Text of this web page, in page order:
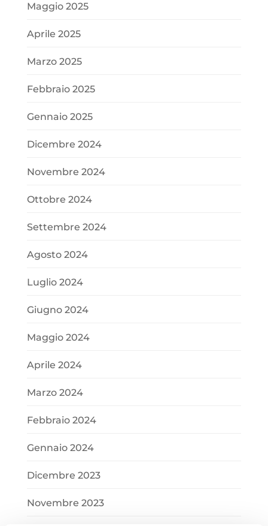
Maggio 2025
Aprile 2025
Marzo 2025
Febbraio 2025
Gennaio 2025
Dicembre 2024
Novembre 2024
Ottobre 2024
Settembre 2024
Agosto 2024
Luglio 2024
Giugno 2024
Maggio 2024
Aprile 2024
Marzo 2024
Febbraio 2024
Gennaio 2024
Dicembre 2023
Novembre 2023